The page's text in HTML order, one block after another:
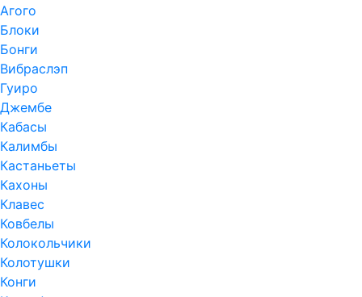
Агого
Блоки
Бонги
Вибраслэп
Гуиро
Джембе
Кабасы
Калимбы
Кастаньеты
Кахоны
Клавес
Ковбелы
Колокольчики
Колотушки
Конги